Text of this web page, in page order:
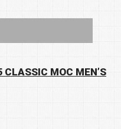
MOC MEN’S